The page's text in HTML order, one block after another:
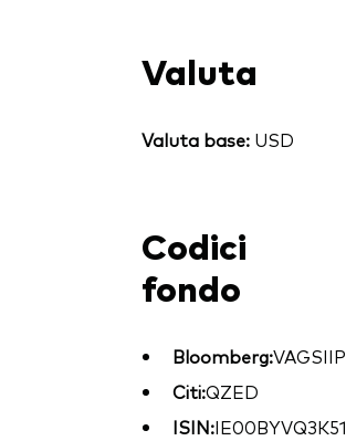
Valuta
Valuta base: USD
Codici
fondo
Bloomberg:VAGSIIP
Citi:QZED
ISIN:IE00BYVQ3K51